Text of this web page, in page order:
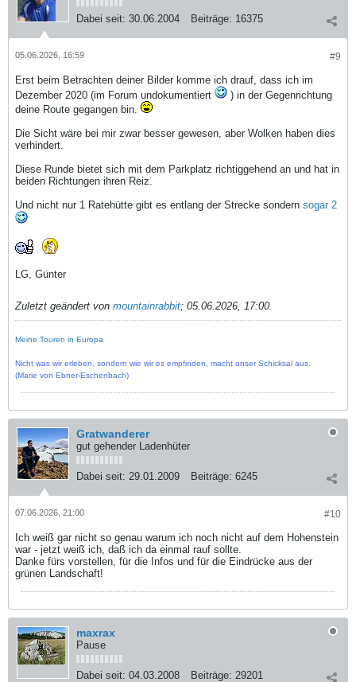
Dabei seit: 30.06.2004 Beiträge: 16375
#9
05.06.2026, 16:59
Erst beim Betrachten deiner Bilder komme ich drauf, dass ich im
Dezember 2020 (im Forum undokumentiert
) in der Gegenrichtung
deine Route gegangen bin.
Die Sicht wäre bei mir zwar besser gewesen, aber Wolken haben dies
verhindert.
Diese Runde bietet sich mit dem Parkplatz richtiggehend an und hat in
beiden Richtungen ihren Reiz.
Und nicht nur 1 Ratehütte gibt es entlang der Strecke sondern sogar 2
LG, Günter
Zuletzt geändert von mountainrabbit; 05.06.2026, 17:00.
Meine Touren in Europa
Nicht was wir erleben, sondern wie wir es empfinden, macht unser Schicksal aus.
(Marie von Ebner-Eschenbach)
Gratwanderer
gut gehender Ladenhüter
Dabei seit: 29.01.2009 Beiträge: 6245
#10
07.06.2026, 21:00
Ich weiß gar nicht so genau warum ich noch nicht auf dem Hohenstein
war - jetzt weiß ich, daß ich da einmal rauf sollte.
Danke fürs vorstellen, für die Infos und für die Eindrücke aus der
grünen Landschaft!
maxrax
Pause
Dabei seit: 04.03.2008 Beiträge: 29201